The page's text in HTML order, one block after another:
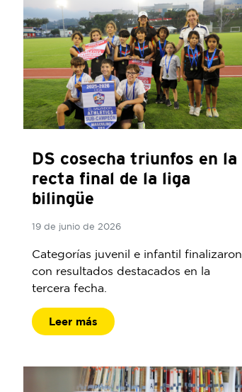
DS cosecha triunfos en la
recta final de la liga
bilingüe
19 de junio de 2026
Categorías juvenil e infantil finalizaron
con resultados destacados en la
tercera fecha.
Leer más